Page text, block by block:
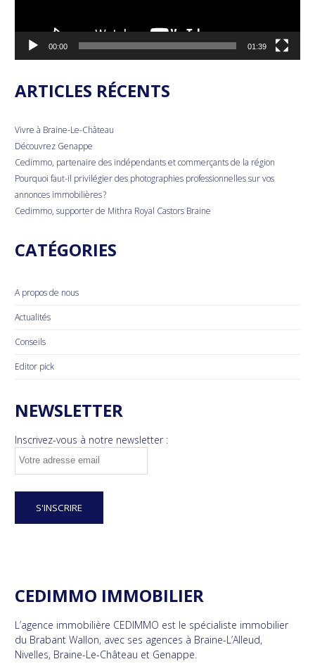
00:00 01:39
ARTICLES RÉCENTS
Vivre à Braine-Le-Château
Découvrez Genappe
Cedimmo, partenaire des indépendants et commerçants de la région
Pourquoi faut-il privilégier des photographies professionnelles sur vos
annonces immobilières ?
Cedimmo, supporter de Mithra Royal Castors Braine
CATÉGORIES
A propos de nous
Actualités
Conseils
Editor pick
NEWSLETTER
Inscrivez-vous à notre newsletter :
CEDIMMO IMMOBILIER
L’agence immobilière CEDIMMO est le spécialiste immobilier
du Brabant Wallon, avec ses agences à Braine-L’Alleud,
Nivelles, Braine-Le-Château et Genappe.